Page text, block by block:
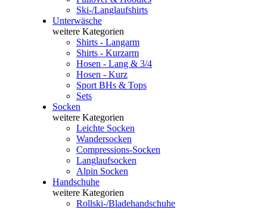
Ski-/Langlaufshirts
Unterwäsche
weitere Kategorien
Shirts - Langarm
Shirts - Kurzarm
Hosen - Lang & 3/4
Hosen - Kurz
Sport BHs & Tops
Sets
Socken
weitere Kategorien
Leichte Socken
Wandersocken
Compressions-Socken
Langlaufsocken
Alpin Socken
Handschuhe
weitere Kategorien
Rollski-/Bladehandschuhe